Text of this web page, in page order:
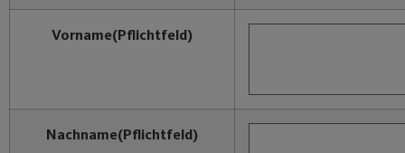
Vorname(Pflichtfeld)
Nachname(Pflichtfeld)